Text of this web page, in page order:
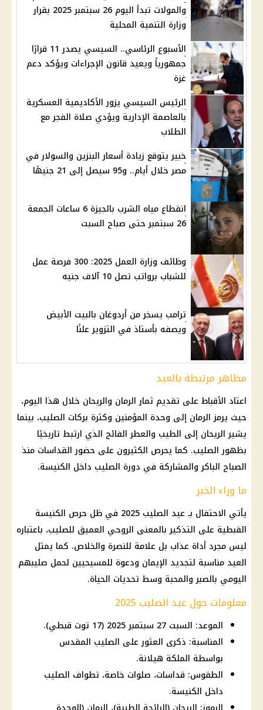
والمولات تبدأ اليوم 26 سبتمبر 2025 بقرار
وزارة التنمية المحلية
الأسبوع الرئاسي.. السيسي يصدر 11 قرارًا
جمهورياً ويعيد قانون الإجراءات ويؤكد دعم
غزة
الرئيس السيسي يزور الأكاديمية العسكرية
بالعاصمة الإدارية ويؤدي صلاة الفجر مع
الطلاب
خبير يتوقع زيادة أسعار البنزين والسولار في
مصر خلال أيام.. و95 سيصل إلى 21 جنيهًا
انقطاع مياه الشرب بالجيزة 6 ساعات الجمعة
26 سبتمبر حتى صباح السبت
وظائف وزارة العمل 2025: 300 فرصة عمل
للشباب برواتب تصل 10 آلاف جنيه
ترامب يسخر من أردوغان بالبيت الأبيض
ويصفه بأستاذ في التزوير علنًا
مظاهر مرتبطة بالعيد
اعتاد الأقباط على تقديم ثمار الرمان والريحان خلال هذا اليوم،
حيث يرمز الرمان إلى وحدة المؤمنين وكثرة بركات الصليب، بينما
يشير الريحان إلى الطيب والعطر الفائح الذي ارتبط تاريخيًا
بظهور الصليب. كما يحرص الكثيرون على حضور القداسات منذ
الصباح الباكر والمشاركة في دورة الصليب داخل الكنيسة.
ما وراء الخبر
يأتي الاحتفال بـ عيد الصليب 2025 في ظل حرص
الكنيسة
القبطية على التذكير بالمعنى الروحي العميق للصليب، باعتباره
ليس مجرد أداة عذاب بل علامة للنصرة والخلاص. كما يمثل
العيد مناسبة لتجديد الإيمان ودعوة للمسيحيين لحمل صليبهم
اليومي بالصبر والمحبة وسط تحديات الحياة.
معلومات حول عيد الصليب 2025
الموعد: السبت 27 سبتمبر 2025 (17 توت قبطي).
المناسبة: ذكرى العثور على الصليب المقدس
بواسطة الملكة هيلانة.
الطقوس: قداسات، صلوات خاصة، تطواف الصليب
داخل الكنيسة.